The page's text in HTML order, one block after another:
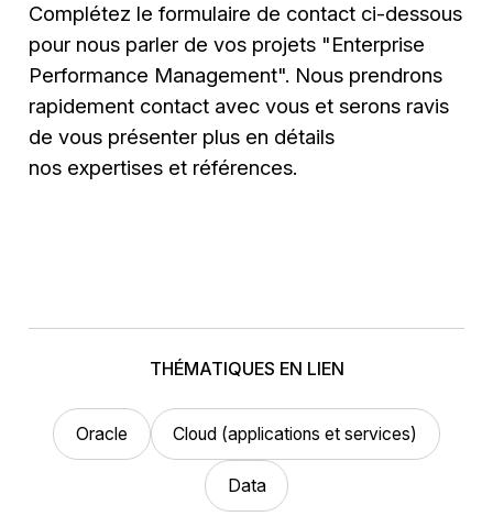
Complétez le formulaire de contact ci-dessous
pour nous parler de vos projets "Enterprise
Performance Management". Nous prendrons
rapidement contact avec vous et serons ravis
de vous présenter plus en détails
nos expertises et références.
THÉMATIQUES EN LIEN
Oracle Cloud (applications et services)
Data